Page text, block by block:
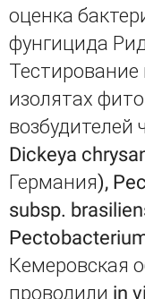
оценка
фунгицида
Тестирование
изолятах
возбудителей
Dickeya
Германия),
subsp.
Кемеровская
проводили in